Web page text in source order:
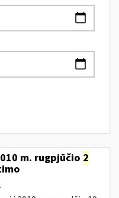
m. rugpjūčio 2